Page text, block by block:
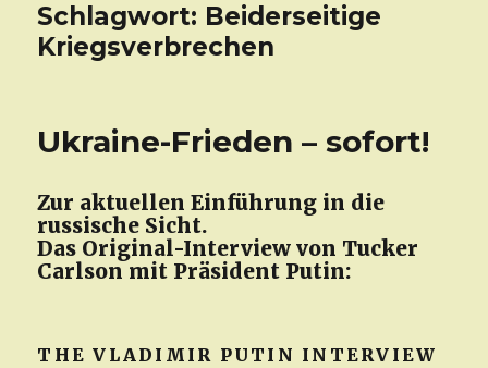
Schlagwort: Beiderseitige
Kriegsverbrechen
Ukraine-Frieden – sofort!
Zur aktuellen Einführung in die
russische Sicht.
Das Original-Interview von Tucker
Carlson mit Präsident Putin:
THE VLADIMIR PUTIN INTERVIEW